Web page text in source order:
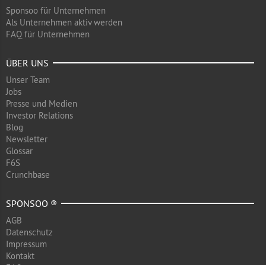
Sponsoo für Unternehmen
Als Unternehmen aktiv werden
FAQ für Unternehmen
ÜBER UNS
Unser Team
Jobs
Presse und Medien
Investor Relations
Blog
Newsletter
Glossar
F6S
Crunchbase
SPONSOO ®
AGB
Datenschutz
Impressum
Kontakt